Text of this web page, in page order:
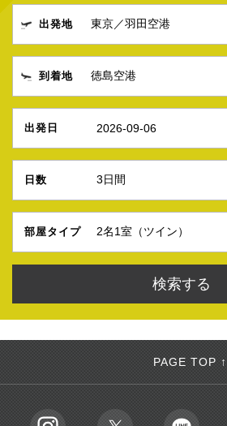
出発地
到着地
出発日 2026-09-06
日数
部屋タイプ
PAGE TOP ↑